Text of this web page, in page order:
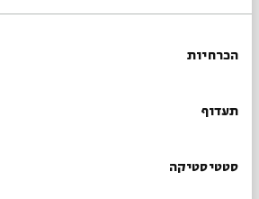
הסכמה
הכרחיות
תעדוף
סטטיסטיקה
סוף עידן - מפגש שלישי